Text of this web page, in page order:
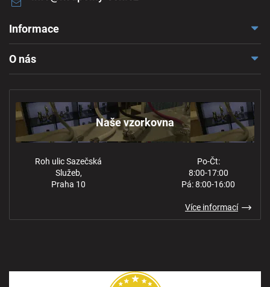
Informace
Ochrana osobních údajů
O nás
Naše vzorkovna
Roh ulic Sazečská
Služeb,
Praha 10
Po-Čt:
8:00-17:00
Pá: 8:00-16:00
Více informací